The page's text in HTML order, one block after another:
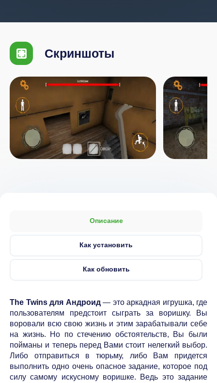
Скриншоты
Описание
Как установить
Как обновить
The Twins для Андроид— это аркадная игрушка, где
пользователям предстоит сыграть за воришку. Вы
воровали всю свою жизнь и этим зарабатывали себе
на жизнь. Но по стечению обстоятельств, Вы были
пойманы и теперь перед Вами стоит нелегкий выбор.
Либо отправиться в тюрьму, либо Вам придется
выполнить одно очень опасное задание, которое под
силу самому искусному воришке. Ведь это задание